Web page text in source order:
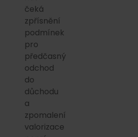
čeká
zpřísnění
podmínek
pro
předčasný
odchod
do
důchodu
a
zpomalení
valorizace